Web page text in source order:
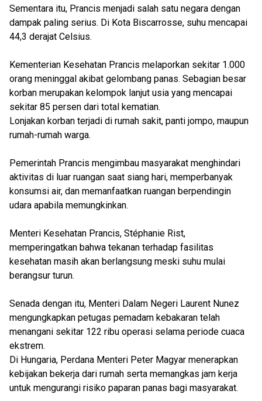
Sementara itu, Prancis menjadi salah satu negara dengan
dampak paling serius. Di Kota Biscarrosse, suhu mencapai
44,3 derajat Celsius.
Kementerian Kesehatan Prancis melaporkan sekitar 1.000
orang meninggal akibat gelombang panas. Sebagian besar
korban merupakan kelompok lanjut usia yang mencapai
sekitar 85 persen dari total kematian.
Lonjakan korban terjadi di rumah sakit, panti jompo, maupun
rumah-rumah warga.
Pemerintah Prancis mengimbau masyarakat menghindari
aktivitas di luar ruangan saat siang hari, memperbanyak
konsumsi air, dan memanfaatkan ruangan berpendingin
udara apabila memungkinkan.
Menteri Kesehatan Prancis, Stéphanie Rist,
memperingatkan bahwa tekanan terhadap fasilitas
kesehatan masih akan berlangsung meski suhu mulai
berangsur turun.
Senada dengan itu, Menteri Dalam Negeri Laurent Nunez
mengungkapkan petugas pemadam kebakaran telah
menangani sekitar 122 ribu operasi selama periode cuaca
ekstrem.
Di Hungaria, Perdana Menteri Peter Magyar menerapkan
kebijakan bekerja dari rumah serta memangkas jam kerja
untuk mengurangi risiko paparan panas bagi masyarakat.